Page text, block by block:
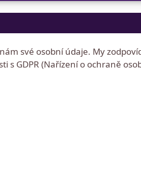
své osobní údaje. My
s GDPR (Nařízení o ochraně